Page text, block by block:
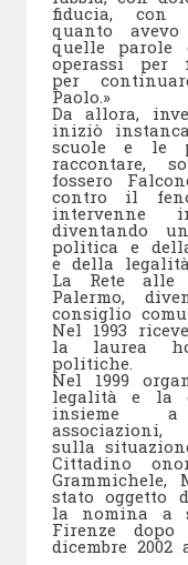
fiducia, con
quanto
quelle parole
operassi per
per
Paolo.»
Da allora,
iniziò
scuole e le
raccontare,
fossero
contro il
intervenne
diventando
politica e
e della
La Rete alle
Palermo,
consiglio
Nel 1993
la laurea
politiche.
Nel 1999
legalità e la
insieme a
sulla
Cittadino
stato oggetto
la nomina a
Firenze
dicembre